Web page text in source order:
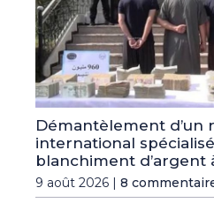
Démantèlement d’un
international
blanchiment d’argent
9 août 2026 | 8